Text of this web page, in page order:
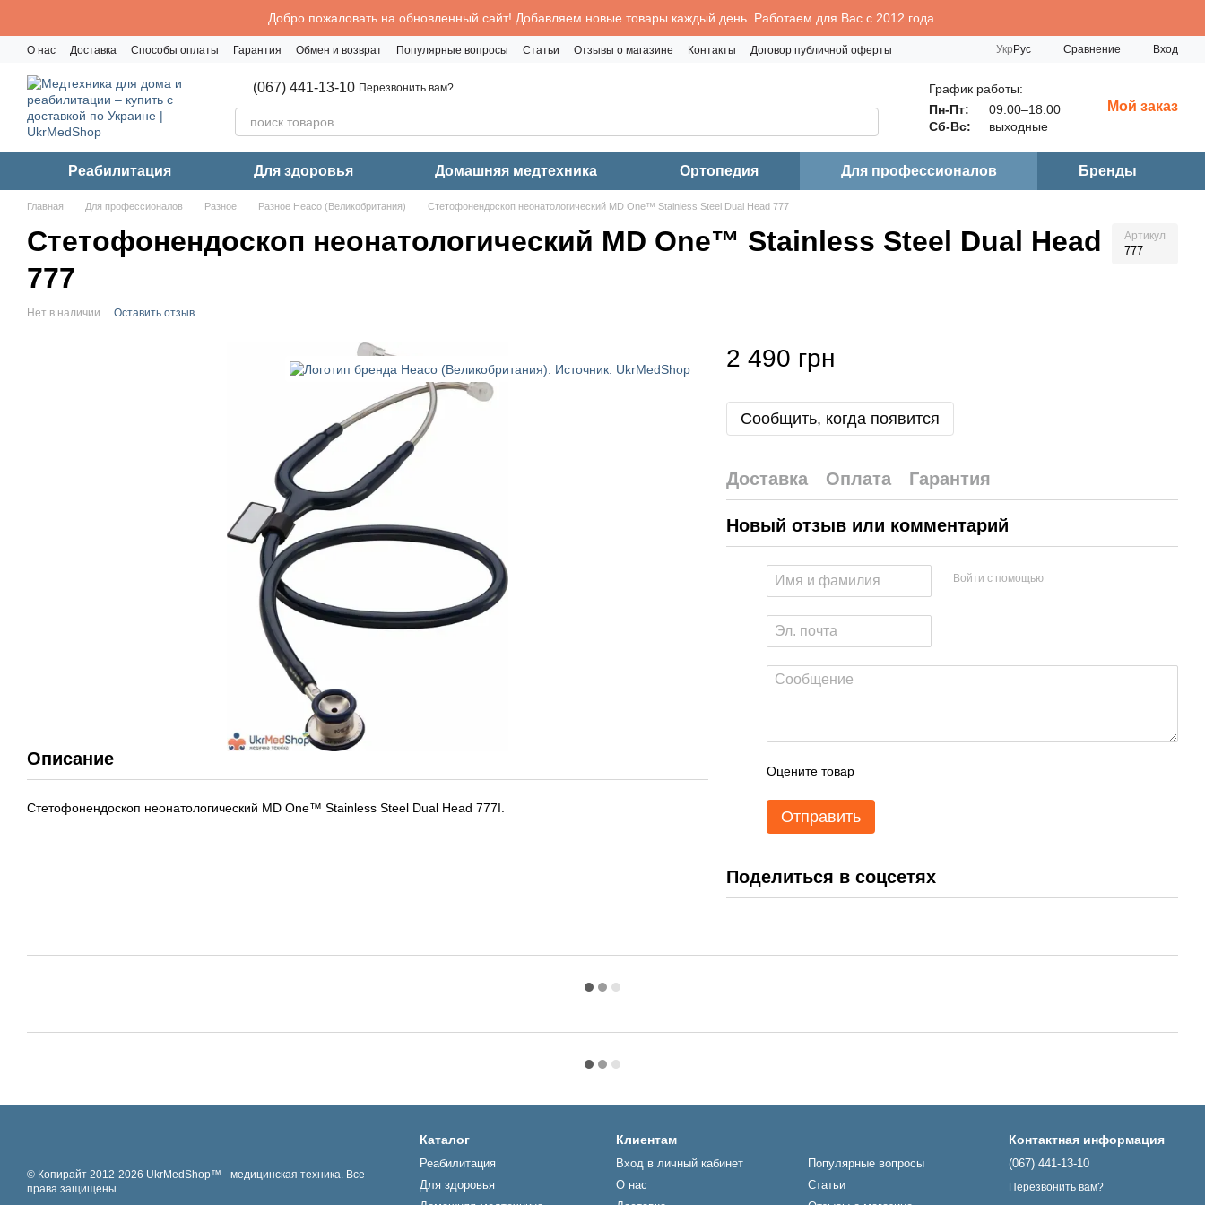
Добро пожаловать на обновленный сайт! Добавляем новые товары каждый день. Работаем для Вас с 2012 года.
О нас Доставка Способы оплаты Гарантия Обмен и возврат Популярные вопросы Статьи Отзывы о магазине Контакты
Договор публичной оферты
Укр Рус Сравнение Вход
(067) 441-13-10 Перезвонить вам?
График работы:
Пн-Пт:
09:00–18:00
Сб-Вс:
выходные
Мой заказ
Реабилитация Для здоровья Домашняя медтехника Ортопедия Для профессионалов Бренды
Главная Для профессионалов Разное Разное Heaco (Великобритания) Стетофонендоскоп неонатологический MD One™ Stainless Steel Dual Head 777
Стетофонендоскоп неонатологический MD One™ Stainless Steel Dual Head
777
Артикул
777
Нет в наличии Оставить отзыв
Описание
Стетофонендоскоп неонатологический MD One™ Stainless Steel Dual Head 777I.
2 490 грн
Сообщить, когда появится
Доставка Оплата Гарантия
Новый отзыв или комментарий
Войти с помощью
Оцените товар
Отправить
Поделиться в соцсетях
© Копирайт 2012-2026 UkrMedShop™ - медицинская техника. Все
права защищены.
Каталог
Реабилитация
Для здоровья
Клиентам
Вход в личный кабинет
О нас
Популярные вопросы
Статьи
Контактная информация
(067) 441-13-10
Перезвонить вам?